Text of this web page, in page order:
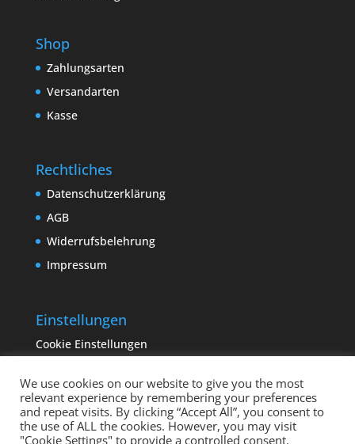
Shop
Zahlungsarten
Versandarten
Kasse
Rechtliches
Datenschutzerklärung
AGB
Widerrufsbelehrung
Impressum
Einstellungen
Cookie Einstellungen
We use cookies on our website to give you the most
relevant experience by remembering your preferences
and repeat visits. By clicking “Accept All”, you consent to
the use of ALL the cookies. However, you may visit
"Cookie Settings" to provide a controlled consent.